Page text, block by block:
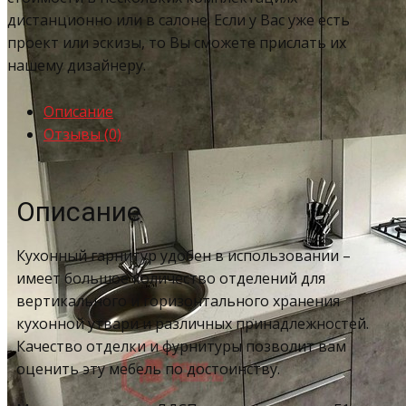
дистанционно или в салоне. Если у Вас уже есть
проект или эскизы, то Вы сможете прислать их
нашему дизайнеру.
Описание
Отзывы (0)
Описание
Кухонный гарнитур удобен в использовании –
имеет большое количество отделений для
вертикального и горизонтального хранения
кухонной утвари и различных принадлежностей.
Качество отделки и фурнитуры позволит вам
оценить эту мебель по достоинству.